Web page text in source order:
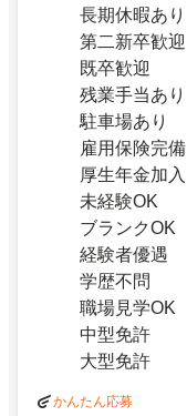
長期休暇あり
第二新卒歓迎
既卒歓迎
残業手当あり
駐車場あり
雇用保険完備
厚生年金加入
未経験OK
ブランクOK
経験者優遇
学歴不問
職場見学OK
中型免許
大型免許
かんたん応募